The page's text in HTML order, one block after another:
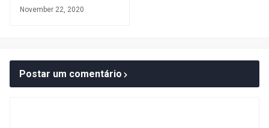
November 22, 2020
Postar um comentário